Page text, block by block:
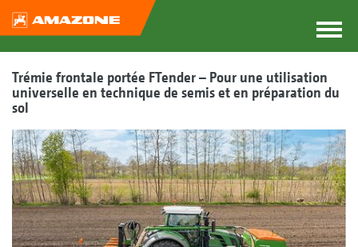
Trémie frontale portée FTender – Pour une utilisation
universelle en technique de semis et en préparation du
sol